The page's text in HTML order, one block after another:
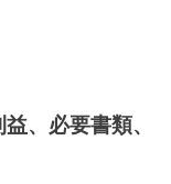
、必要書類、